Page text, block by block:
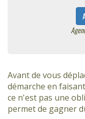
Avant de vous
démarche en
ce n'est pas une
permet de gagner